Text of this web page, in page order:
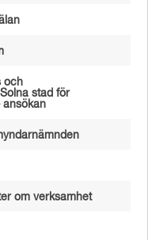
och
stad för
ansökan
om verksamhet